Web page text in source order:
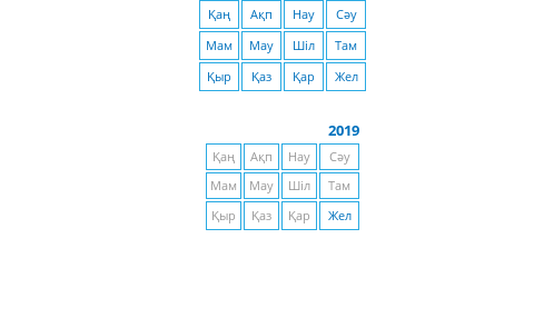
Қаң Ақп Нау
Сәу
Мам
Мау Шіл
Там
Қыр
Қаз Қар Жел
2019
Қаң Ақп Нау
Сәу
Мам
Мау Шіл
Там
Қыр
Қаз Қар Жел